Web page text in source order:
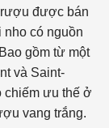
được bán
nho có nguồn
gồm từ một
và Saint-
chiếm ưu thế ở
vang trắng.